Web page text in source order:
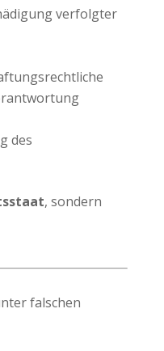
verfolgter
des
, sondern
falschen